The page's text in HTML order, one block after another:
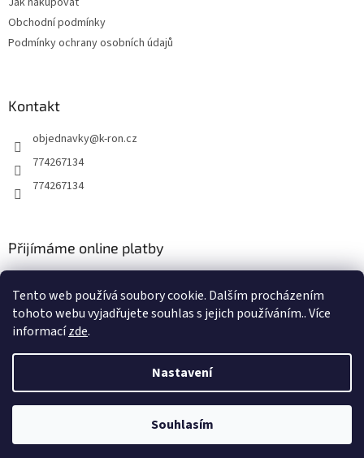
Tento web používá soubory cookie. Dalším procházením
tohoto webu vyjadřujete souhlas s jejich používáním.. Více
informacízde.
Nastavení
Souhlasím
Obchodní podmínky
Podmínky ochrany osobních údajů
Kontakt
objednavky@k-ron.cz
774267134
774267134
Přijímáme online platby
Copyright 2026www.k-ron.cz. Všechna práva vyhrazena.Upravit
nastavení cookies